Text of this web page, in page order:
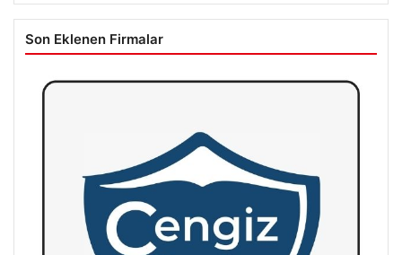
Son Eklenen Firmalar